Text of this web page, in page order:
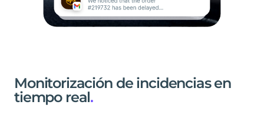
Monitorización de incidencias en
tiempo real.